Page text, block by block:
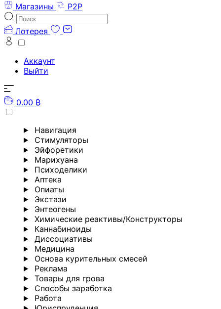
Магазины
P2P
Лотерея
Аккаунт
Выйти
0.00 ₿
Навигация
Стимуляторы
Эйфоретики
Марихуана
Психоделики
Аптека
Опиаты
Экстази
Энтеогены
Химические реактивы/Конструкторы
Каннабиноиды
Диссоциативы
Медицина
Основа курительных смесей
Реклама
Товары для грова
Способы заработка
Работа